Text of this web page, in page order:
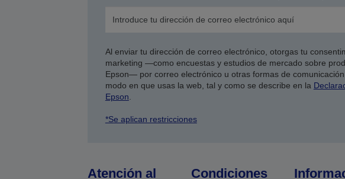
Al enviar tu dirección de correo electrónico, otorgas tu
marketing —como encuestas y estudios de mercado sobre
Epson— por correo electrónico u otras formas de
modo en que usas la web, tal y como se describe en la
Epson
*Se aplican restricciones
Atención al
Condiciones